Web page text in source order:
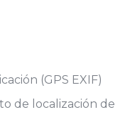
(GPS EXIF)
de localización de